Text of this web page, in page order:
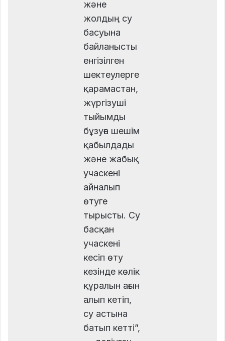
және
жолдың су
басуына
байланысты
енгізілген
шектеулерге
қарамастан,
жүргізуші
тыйымды
бұзуға шешім
қабылдады
және жабық
учаскені
айналып
өтуге
тырысты. Су
басқан
учаскені
кесіп өту
кезінде көлік
құралын ағын
алып кетіп,
су астына
батып кетті”,